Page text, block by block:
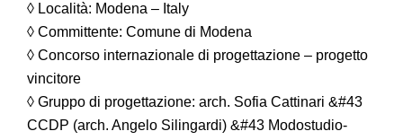
◊ Località: Modena – Italy
◊ Committente: Comune di Modena
◊ Concorso internazionale di progettazione – progetto
vincitore
◊ Gruppo di progettazione: arch. Sofia Cattinari &#43
CCDP (arch. Angelo Silingardi) &#43 Modostudio-